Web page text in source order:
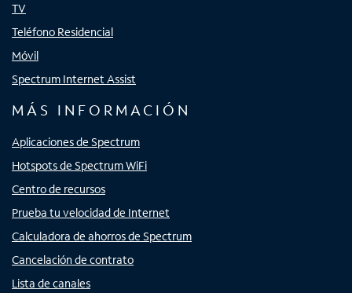
TV
Teléfono Residencial
Móvil
Spectrum Internet Assist
MÁS INFORMACIÓN
Aplicaciones de Spectrum
Hotspots de Spectrum WiFi
Centro de recursos
Prueba tu velocidad de Internet
Calculadora de ahorros de Spectrum
Cancelación de contrato
Lista de canales